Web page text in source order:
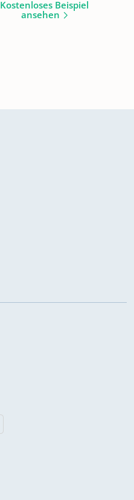
Kostenloses Beispiel
ansehen